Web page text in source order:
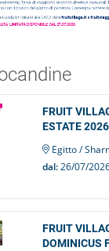
FRUIT
ESTATE 2026
Egitto /
dal:26/07/
FRUIT
DOMINICUS